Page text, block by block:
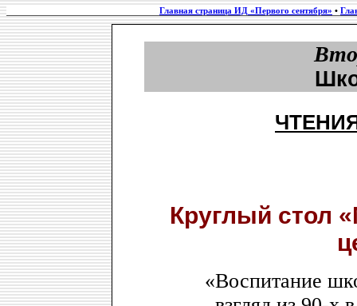
Главная страница ИД «Первого сентября» •
Круглый стол
«Воспитание